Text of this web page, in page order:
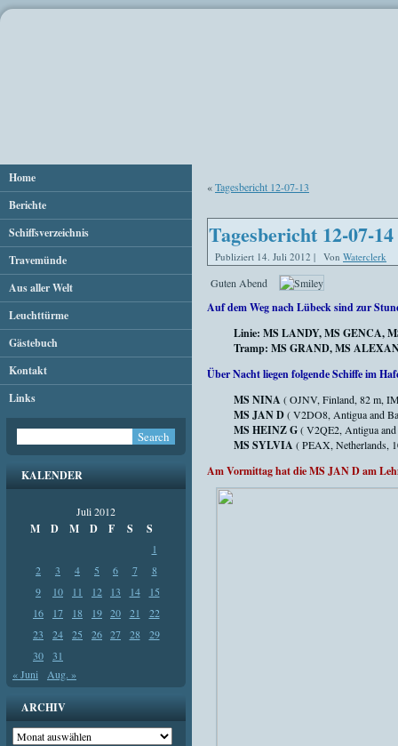
Home
Berichte
Schiffsverzeichnis
Travemünde
Aus aller Welt
Leuchttürme
Gästebuch
Kontakt
Links
KALENDER
Juli 2012
M D M D F S S
1
2
3 4 5 6 7
8
9
10 11 12 13 14
15
16
17 18 19 20 21
22
23
24 25 26 27 28
29
30
31
« Juni
Aug. »
ARCHIV
Archiv
«Tagesbericht 12-07-13
Tagesbericht 12-07-14
Publiziert 14. Juli 2012 | Von Waterclerk
Guten Abend
Auf dem Weg nach Lübeck sind zur
Linie: MS LANDY, MS GENCA,
Tramp: MS GRAND, MS
Über Nacht liegen folgende Schiffe im
MS NINA ( OJNV, Finland, 82 m,
MS JAN D( V2DO8, Antigua and
MS HEINZ G( V2QE2, Antigua
MS SYLVIA ( PEAX, Netherlands,
Am Vormittag hat die MS JAN D am